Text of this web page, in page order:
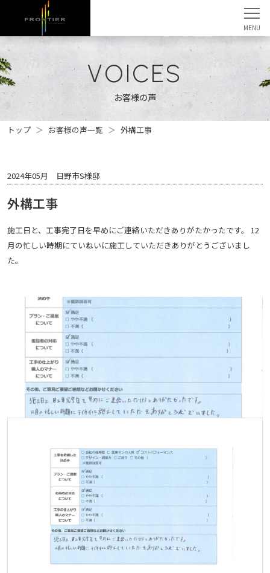
VOICES
お客様の声
トップ お客様の声一覧 外構工事
2024年05月 日野市S様邸
外構工事
施工日と、工事完了日を早めにご連絡いただきありがたかったです。 12
月の忙しい時期にていねいに施工していただきありがとうございまし
た。